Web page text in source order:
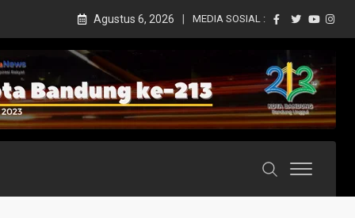
Agustus 6, 2026 MEDIA SOSIAL :